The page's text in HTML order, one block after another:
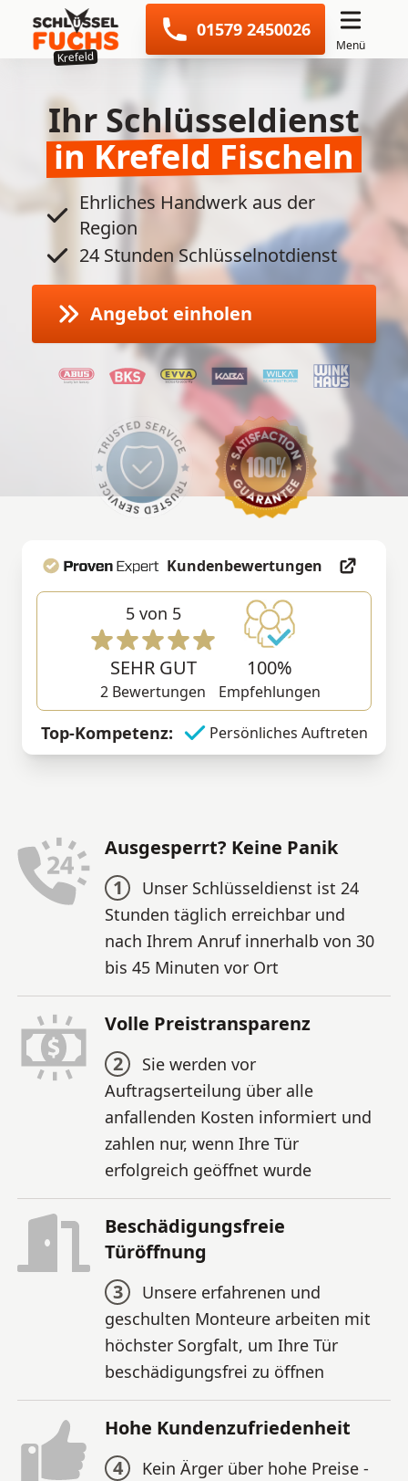
Navigation überspringen
Krefeld
01579 2450026
Menü
Ihr Schlüsseldienst
in Krefeld Fischeln
Ehrliches Handwerk aus der
Region
24 Stunden Schlüsselnotdienst
Angebot einholen
Kundenbewertungen
5von 5
SEHR GUT
2 Bewertungen
100%
Empfehlungen
Top-Kompetenz: Persönliches Auftreten
Ausgesperrt? Keine Panik
1
Unser Schlüsseldienst ist 24
Stunden täglich erreichbar und
nach Ihrem Anruf innerhalb von 30
bis 45 Minuten vor Ort
Volle Preistransparenz
2
Sie werden vor
Auftragserteilung über alle
anfallenden Kosten informiert und
zahlen nur, wenn Ihre Tür
erfolgreich geöffnet wurde
Beschädigungsfreie
Türöffnung
3
Unsere erfahrenen und
geschulten Monteure arbeiten mit
höchster Sorgfalt, um Ihre Tür
beschädigungsfrei zu öffnen
Hohe Kundenzufriedenheit
4
Kein Ärger über hohe Preise -